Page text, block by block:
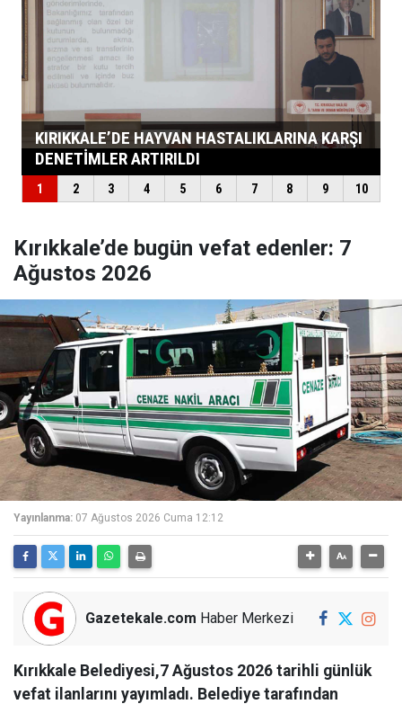
Kırıkkale’de bugün vefat edenler: 7
Ağustos 2026
Yayınlanma: 07 Ağustos 2026 Cuma 12:12
Gazetekale.com Haber Merkezi
Kırıkkale Belediyesi,7 Ağustos 2026 tarihli günlük
vefat ilanlarını yayımladı. Belediye tarafından